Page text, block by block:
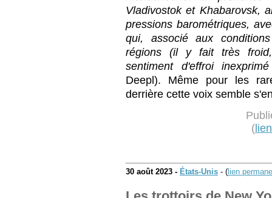
Vladivostok et Khabarovsk,
pressions barométriques,
qui, associé aux
régions (il y fait très
sentiment d'effroi
Deepl). Même pour les
derrière cette voix semble
(
30 août 2023 - États-Unis - ( lien